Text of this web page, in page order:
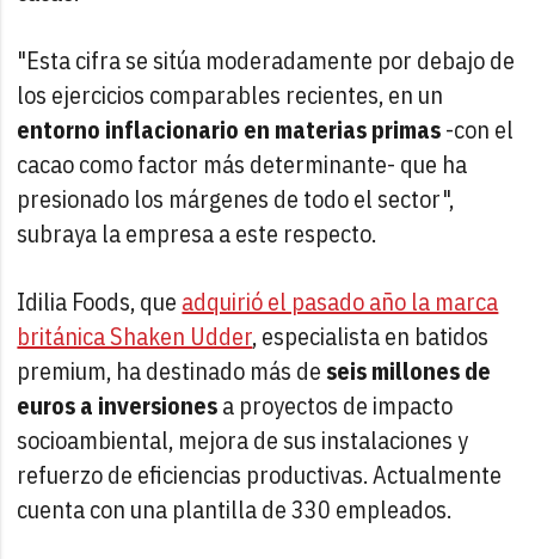
"Esta cifra se sitúa moderadamente por debajo de
los ejercicios comparables recientes, en un
entorno inflacionario en materias primas-con el
cacao como factor más determinante- que ha
presionado los márgenes de todo el sector",
subraya la empresa a este respecto.
Idilia Foods, que adquirió el pasado año la marca
británica Shaken Udder, especialista en batidos
premium, ha destinado más de seis millones de
euros a inversionesa proyectos de impacto
socioambiental, mejora de sus instalaciones y
refuerzo de eficiencias productivas. Actualmente
cuenta con una plantilla de 330 empleados.